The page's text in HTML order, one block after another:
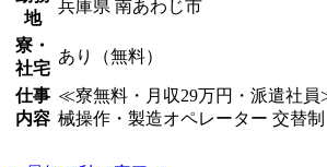
地
兵庫県 南あわじ市
寮・
社宅
あり（無料）
仕事
内容
≪寮無料・月収29万円・派遣社
械操作・製造オペレーター 交替制